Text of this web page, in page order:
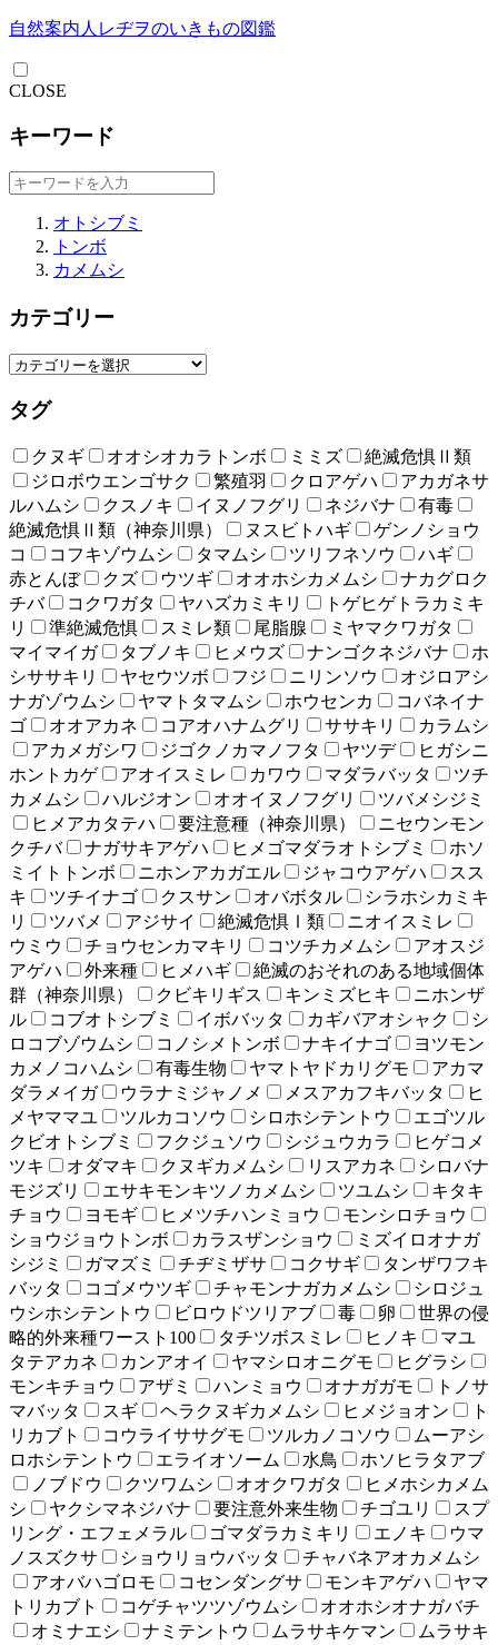
自然案内人レヂヲのいきもの図鑑
CLOSE
キーワード
オトシブミ
トンボ
カメムシ
カテゴリー
タグ
クヌギ オオシオカラトンボ ミミズ
絶滅危惧Ⅱ類
ジロボウエンゴサク
繁殖羽 クロアゲハ
アカガネサ
ルハムシ
クスノキ イヌノフグリ ネジバナ
有毒
絶滅危惧Ⅱ類（神奈川県）
ヌスビトハギ
ゲンノショウ
コ
コフキゾウムシ タマムシ ツリフネソウ
ハギ
赤とんぼ
クズ ウツギ オオホシカメムシ
ナカグロク
チバ
コクワガタ ヤハズカミキリ
トゲヒゲトラカミキ
リ
準絶滅危惧 スミレ類 尾脂腺
ミヤマクワガタ
マイマイガ
タブノキ ヒメウズ ナンゴクネジバナ
ホ
シササキリ
ヤセウツボ フジ ニリンソウ
オジロアシ
ナガゾウムシ
ヤマトタマムシ ホウセンカ
コバネイナ
ゴ
オオアカネ コアオハナムグリ ササキリ
カラムシ
アカメガシワ
ジゴクノカマノフタ ヤツデ
ヒガシニ
ホントカゲ
アオイスミレ カワウ マダラバッタ
ツチ
カメムシ
ハルジオン オオイヌノフグリ
ツバメシジミ
ヒメアカタテハ
要注意種（神奈川県）
ニセウンモン
クチバ
ナガサキアゲハ ヒメゴマダラオトシブミ
ホソ
ミイトトンボ
ニホンアカガエル ジャコウアゲハ
スス
キ
ツチイナゴ クスサン オバボタル
シラホシカミキ
リ
ツバメ アジサイ 絶滅危惧Ⅰ類
ニオイスミレ
ウミウ
チョウセンカマキリ コツチカメムシ
アオスジ
アゲハ
外来種 ヒメハギ
絶滅のおそれのある地域個体
群（神奈川県）
クビキリギス キンミズヒキ
ニホンザ
ル
コブオトシブミ イボバッタ カギバアオシャク
シ
ロコブゾウムシ
コノシメトンボ ナキイナゴ
ヨツモン
カメノコハムシ
有毒生物 ヤマトヤドカリグモ
アカマ
ダラメイガ
ウラナミジャノメ メスアカフキバッタ
ヒ
メヤママユ
ツルカコソウ シロホシテントウ
エゴツル
クビオトシブミ
フクジュソウ シジュウカラ
ヒゲコメ
ツキ
オダマキ クヌギカメムシ リスアカネ
シロバナ
モジズリ
エサキモンキツノカメムシ ツユムシ
キタキ
チョウ
ヨモギ ヒメツチハンミョウ
モンシロチョウ
ショウジョウトンボ
カラスザンショウ
ミズイロオナガ
シジミ
ガマズミ チヂミザサ コクサギ
タンザワフキ
バッタ
コゴメウツギ チャモンナガカメムシ
シロジュ
ウシホシテントウ
ビロウドツリアブ 毒 卵
世界の侵
略的外来種ワースト100
タチツボスミレ ヒノキ
マユ
タテアカネ
カンアオイ ヤマシロオニグモ
ヒグラシ
モンキチョウ
アザミ ハンミョウ オナガガモ
トノサ
マバッタ
スギ ヘラクヌギカメムシ ヒメジョオン
ト
リカブト
コウライササグモ ツルカノコソウ
ムーアシ
ロホシテントウ
エライオソーム 水鳥
ホソヒラタアブ
ノブドウ
クツワムシ オオクワガタ
ヒメホシカメム
シ
ヤクシマネジバナ 要注意外来生物 チゴユリ
スプ
リング・エフェメラル
ゴマダラカミキリ エノキ
ウマ
ノスズクサ
ショウリョウバッタ
チャバネアオカメムシ
アオバハゴロモ
コセンダングサ モンキアゲハ
ヤマ
トリカブト
コゲチャツツゾウムシ
オオホシオナガバチ
オミナエシ
ナミテントウ ムラサキケマン
ムラサキ